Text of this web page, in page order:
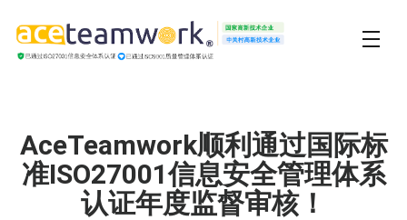
AceTeamwork顺利通过国际标
准ISO27001信息安全管理体系
认证年度监督审核！